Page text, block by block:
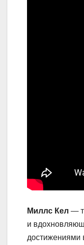
Миллс Кел —
и
достижениями